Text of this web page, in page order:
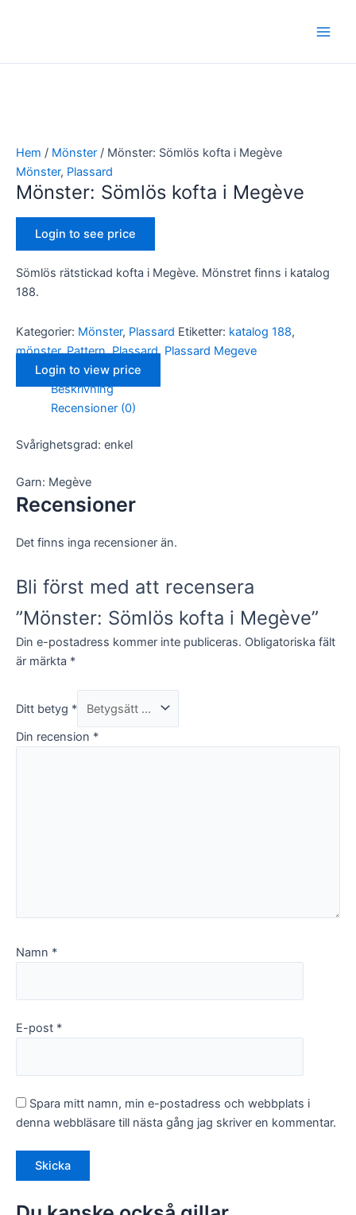
Hem / Mönster / Mönster: Sömlös kofta i Megève
Mönster, Plassard
Mönster: Sömlös kofta i Megève
Login to see price
Sömlös rätstickad kofta i Megève. Mönstret finns i katalog
188.
Kategorier: Mönster, Plassard Etiketter: katalog 188,
mönster,Pattern,Plassard, Plassard Megeve
Login to view price
Beskrivning
Recensioner (0)
Svårighetsgrad: enkel
Garn: Megève
Recensioner
Det finns inga recensioner än.
Bli först med att recensera
”Mönster: Sömlös kofta i Megève”
Din e-postadress kommer inte publiceras. Obligatoriska fält
är märkta *
Ditt betyg *
Din recension *
Namn *
E-post *
Spara mitt namn, min e-postadress och webbplats i
denna webbläsare till nästa gång jag skriver en kommentar.